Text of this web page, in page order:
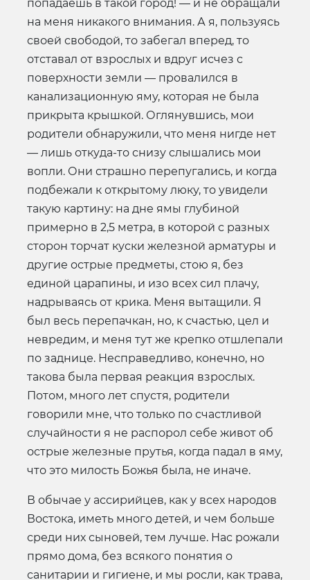
попадаешь в такой город! — и не обращали
на меня никакого внимания. А я, пользуясь
своей свободой, то забегал вперед, то
отставал от взрослых и вдруг исчез с
поверхности земли — провалился в
канализационную яму, которая не была
прикрыта крышкой. Оглянувшись, мои
родители обнаружили, что меня нигде нет
— лишь откуда-то снизу слышались мои
вопли. Они страшно перепугались, и когда
подбежали к открытому люку, то увидели
такую картину: на дне ямы глубиной
примерно в 2,5 метра, в которой с разных
сторон торчат куски железной арматуры и
другие острые предметы, стою я, без
единой царапины, и изо всех сил плачу,
надрываясь от крика. Меня вытащили. Я
был весь перепачкан, но, к счастью, цел и
невредим, и меня тут же крепко отшлепали
по заднице. Несправедливо, конечно, но
такова была первая реакция взрослых.
Потом, много лет спустя, родители
говорили мне, что только по счастливой
случайности я не распорол себе живот об
острые железные прутья, когда падал в яму,
что это милость Божья была, не иначе.
В обычае у ассирийцев, как у всех народов
Востока, иметь много детей, и чем больше
среди них сыновей, тем лучше. Нас рожали
прямо дома, без всякого понятия о
санитарии и гигиене, и мы росли, как трава,